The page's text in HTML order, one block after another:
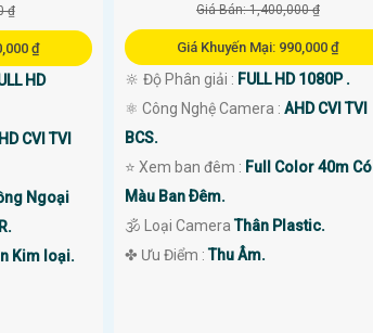
₫
₫
HD
CVI TVI
Ngoại
Kim loại.
Giá Bán: 1,400,000 ₫
Giá Khuyến Mại: 990,000 ₫
🔆 Độ Phân giải : FULL HD 1080P .
⚛️ Công Nghệ Camera : AHD CVI TVI
BCS.
⭐ Xem ban đêm : Full Color 40m Có
Màu Ban Ðêm.
🕉️ Loại CameraThân Plastic.
️✤ Ưu Điểm :Thu Âm.